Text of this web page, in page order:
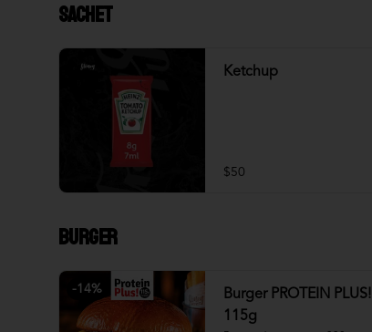
Sachet
Ketchup
$50
Burger
-14%
Burger PROTEIN PLUS!
115g